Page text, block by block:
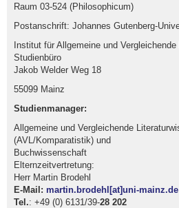
Raum 03-524 (Philosophicum)
Postanschrift: Johannes Gutenberg-
Institut für Allgemeine und
Studienbüro
Jakob Welder Weg 18
55099 Mainz
Studienmanager:
Allgemeine und Vergleichende
(AVL/Komparatistik) und
Buchwissenschaft
Elternzeitvertretung:
Herr Martin Brodehl
E-Mail: martin.brodehl[at]uni-mainz.de
Tel.: +49 (0) 6131/39-28 202